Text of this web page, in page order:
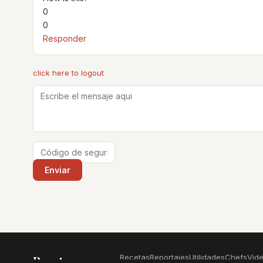
0
0
Responder
click here to logout
RecetasReportajesUtilidadesChefs